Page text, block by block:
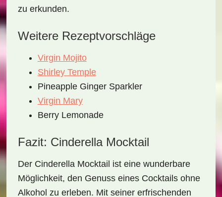
zu erkunden.
Weitere Rezeptvorschläge
Virgin Mojito
Shirley Temple
Pineapple Ginger Sparkler
Virgin Mary
Berry Lemonade
Fazit: Cinderella Mocktail
Der Cinderella Mocktail ist eine wunderbare
Möglichkeit, den Genuss eines Cocktails ohne
Alkohol zu erleben. Mit seiner erfrischenden